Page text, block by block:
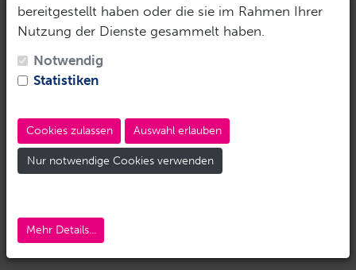
bereitgestellt haben oder die sie im Rahmen Ihrer
Nutzung der Dienste gesammelt haben.
Notwendig
Statistiken
Cookies zulassen Auswahl erlauben
Nur notwendige Cookies verwenden
Mehr Details...